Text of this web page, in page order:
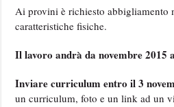
Ai provini è richiesto abbigliamento
caratteristiche fisiche.
Il lavoro andrà da novembre 2015
Inviare curriculum entro il 3
un curriculum, foto e un link ad un